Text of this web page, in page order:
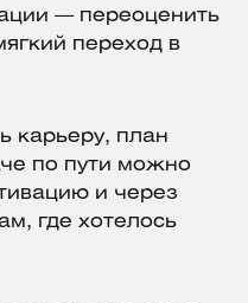
— переоценить
переход в
карьеру, план
по пути можно
и через
где хотелось